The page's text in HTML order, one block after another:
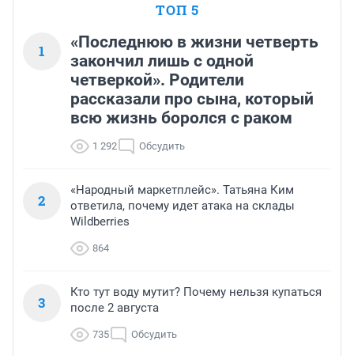
ТОП 5
1
«Последнюю в жизни четверть
закончил лишь с одной
четверкой». Родители
рассказали про сына, который
всю жизнь боролся с раком
1 292 Обсудить
2
«Народный маркетплейс». Татьяна Ким
ответила, почему идет атака на склады
Wildberries
864
3
Кто тут воду мутит? Почему нельзя купаться
после 2 августа
735 Обсудить